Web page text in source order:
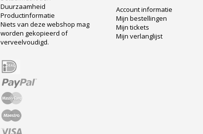
Duurzaamheid
Productinformatie
Niets van deze webshop mag
worden gekopieerd of
verveelvoudigd.
Account informatie
Mijn bestellingen
Mijn tickets
Mijn verlanglijst